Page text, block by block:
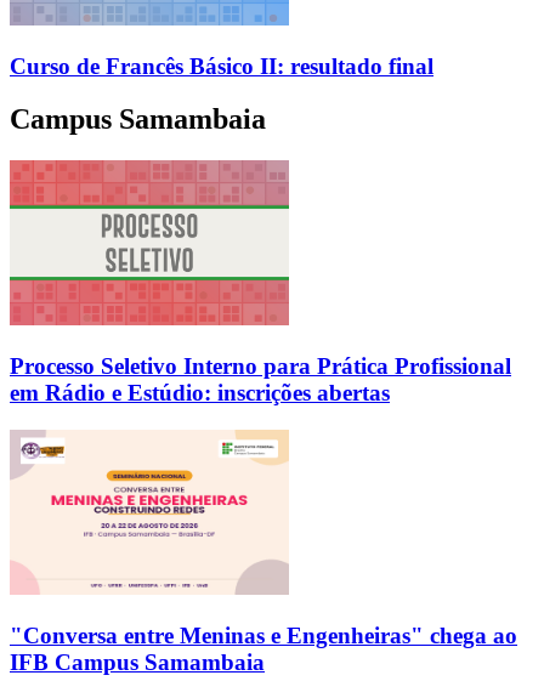
Curso de Francês Básico II: resultado final
Campus Samambaia
Processo Seletivo Interno para Prática Profissional
em Rádio e Estúdio: inscrições abertas
"Conversa entre Meninas e Engenheiras" chega ao
IFB Campus Samambaia